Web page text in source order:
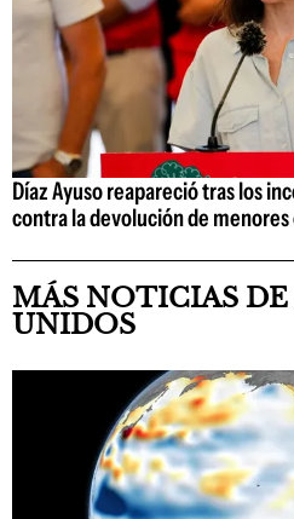
Díaz Ayuso reapareció tras los
contra la devolución de menores
MÁS NOTICIAS DE
UNIDOS